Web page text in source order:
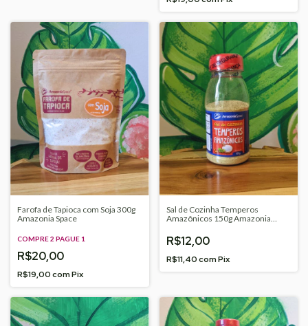
Farofa de Tapioca com Soja 300g
Amazonia Space
COMPRE 2 PAGUE 1
R$20,00
R$19,00comPix
Sal de Cozinha Temperos
Amazônicos 150g Amazonia
R$12,00
R$11,40comPix